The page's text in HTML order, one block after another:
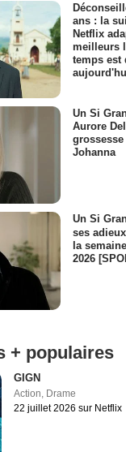
ans : la
Netflix
meilleurs
temps est
Un Si
Aurore
Johanna
Un Si
ses
la
2026
+ populaires
GIGN
Action, Drame
22 juillet 2026 sur Netflix